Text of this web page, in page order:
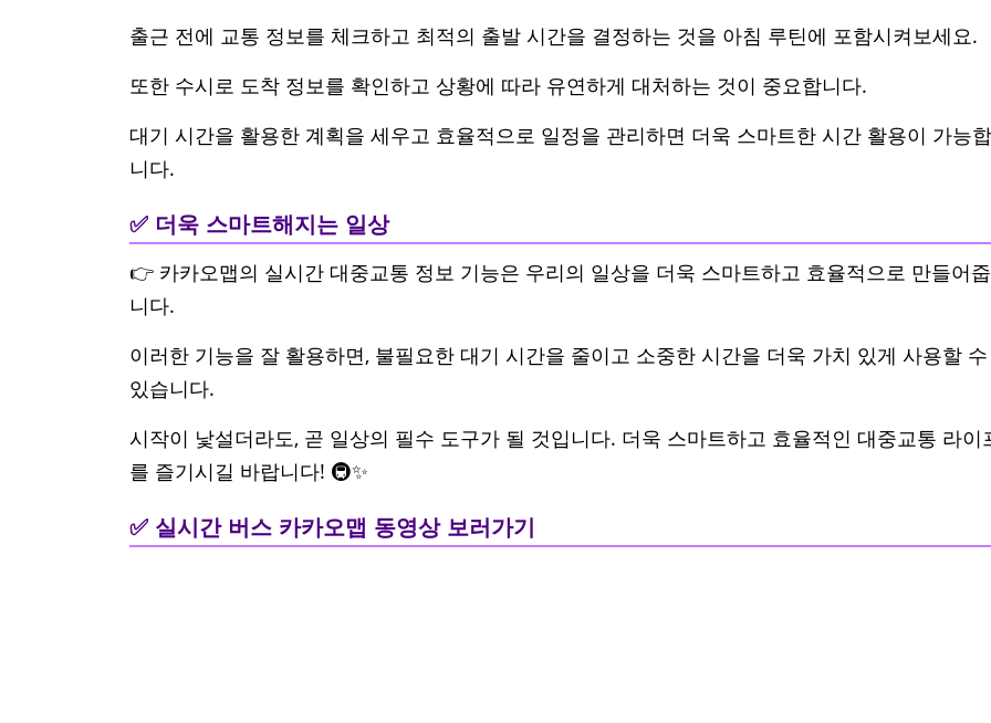
출근 전에 교통 정보를 체크하고 최적의 출발 시간을 결정하는 것을 아침 루틴에 포함시켜보세요.
또한 수시로 도착 정보를 확인하고 상황에 따라 유연하게 대처하는 것이 중요합니다.
대기 시간을 활용한 계획을 세우고 효율적으로 일정을 관리하면 더욱 스마트한 시간 활용이 가능합
니다.
✅ 더욱 스마트해지는 일상
👉 카카오맵의 실시간 대중교통 정보 기능은 우리의 일상을 더욱 스마트하고 효율적으로 만들어줍
니다.
이러한 기능을 잘 활용하면, 불필요한 대기 시간을 줄이고 소중한 시간을 더욱 가치 있게 사용할 수
있습니다.
시작이 낯설더라도, 곧 일상의 필수 도구가 될 것입니다. 더욱 스마트하고 효율적인 대중교통 라이
를 즐기시길 바랍니다! 🚇✨
✅ 실시간 버스 카카오맵 동영상 보러가기